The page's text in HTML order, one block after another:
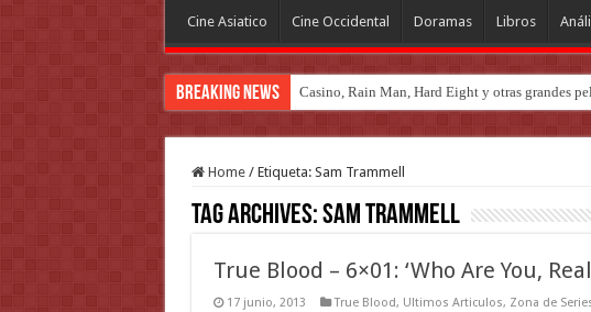
Cine Asiatico Cine Occidental Doramas Libros
Breaking News Introducción al maravilloso mundo de ‘Deadly
Home / Etiqueta: Sam Trammell
Tag Archives:Sam Trammell
True Blood – 6×01: ‘Who Are You,
17 junio, 2013 True Blood, Ultimos Articulos, Zona de